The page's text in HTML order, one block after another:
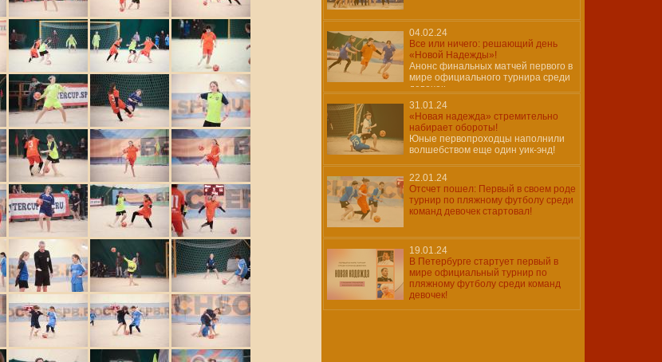
04.02.24
Все или ничего: решающий день
«Новой Надежды»!
Анонс финальных матчей первого в
мире официального турнира среди
девочек
31.01.24
«Новая надежда» стремительно
набирает обороты!
Юные первопроходцы наполнили
волшебством еще один уик-энд!
22.01.24
Отсчет пошел: Первый в своем роде
турнир по пляжному футболу среди
команд девочек стартовал!
19.01.24
В Петербурге стартует первый в
мире официальный турнир по
пляжному футболу среди команд
девочек!